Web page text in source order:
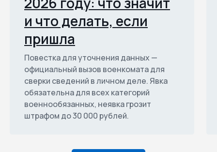
и что делать, если
пришла
Повестка для уточнения данных —
официальный вызов военкомата для
сверки сведений в личном деле. Явка
обязательна для всех категорий
военнообязанных, неявка грозит
штрафом до 30 000 рублей.